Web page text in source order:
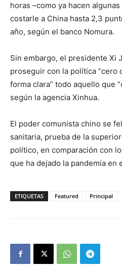
horas –como ya hacen
costarle a China hasta 2,3
año, según el banco Nomura.
Sin embargo, el presidente Xi
proseguir con la política “cero
forma clara” todo aquello que
según la agencia Xinhua.
El poder comunista chino se
sanitaria, prueba de la
político, en comparación con
que ha dejado la pandemia en
ETIQUETAS Featured Principal